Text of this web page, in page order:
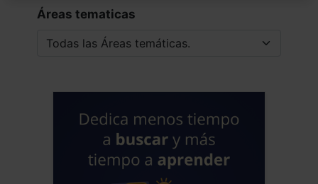
Áreas tematicas